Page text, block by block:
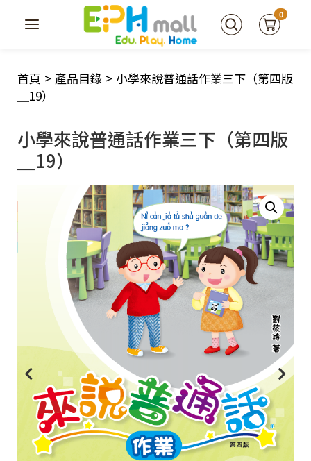
0
首頁 > 產品目錄 > 小學來說普通話作業三下（第四版
＿19）
小學來說普通話作業三下（第四版
＿19）